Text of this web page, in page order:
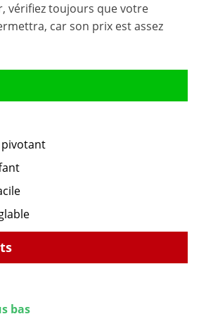
vérifiez toujours que votre
car son prix est assez
pivotant
bas